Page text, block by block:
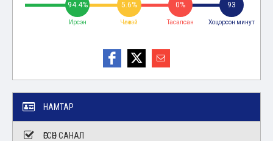
94.4%
Ирсэн
5.6%
Чөлөөтэй
0%
Тасалсан
93
Хоцорсон минут
НАМТАР
ӨГСӨН САНАЛ